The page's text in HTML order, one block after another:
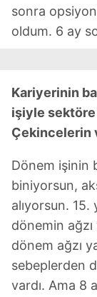
sonra
oldum. 6 ay
Kariyerinin
işiyle sektöre
Çekincelerin
Dönem işinin
biniyorsun,
alıyorsun. 15.
dönemin
dönem ağzı
sebeplerden
vardı. Ama 8